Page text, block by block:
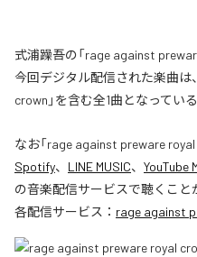
式浦躁吾の「rage against
今回デジタル配信された楽曲は
crown」を含む全1曲となっている
なお「rage against preware
Spotify、 LINE MUSIC、 YouTube
の音楽配信サービスで聴くこと
各配信サービス： rage against